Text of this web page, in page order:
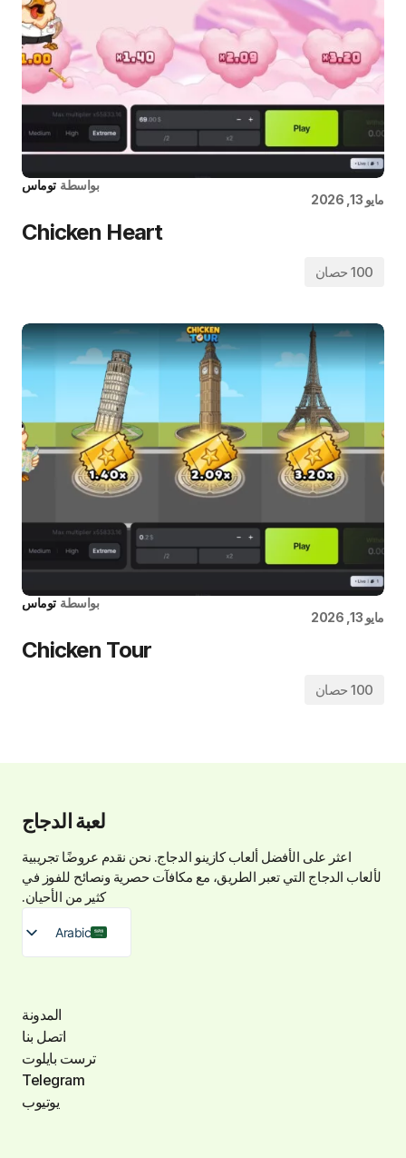
بواسطة توماس
مايو 13, 2026
Chicken Heart
100 حصان
بواسطة توماس
مايو 13, 2026
Chicken Tour
100 حصان
لعبة الدجاج
اعثر على الأفضلألعاب كازينو الدجاج. نحن نقدم عروضًا تجريبية
لألعاب الدجاج التي تعبر الطريق، مع مكافآت حصرية ونصائح للفوز في
كثير من الأحيان.
Arabic
المدونة
اتصل بنا
ترست بايلوت
Telegram
يوتيوب